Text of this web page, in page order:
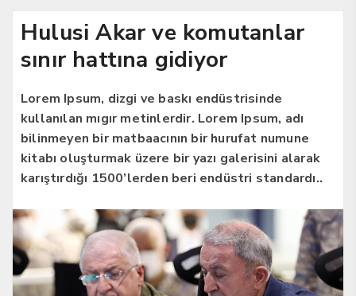
Hulusi Akar ve komutanlar
sınır hattına gidiyor
Lorem Ipsum, dizgi ve baskı endüstrisinde
kullanılan mıgır metinlerdir. Lorem Ipsum, adı
bilinmeyen bir matbaacının bir hurufat numune
kitabı oluşturmak üzere bir yazı galerisini alarak
karıştırdığı 1500’lerden beri endüstri standardı..